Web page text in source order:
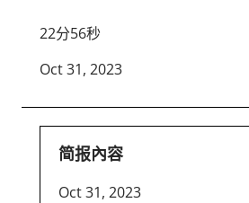
22分56秒
Oct 31, 2023
简报內容
Oct 31, 2023